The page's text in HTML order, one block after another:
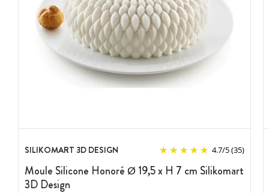
SILIKOMART 3D DESIGN 4.7/5(35)
Moule Silicone Honoré Ø 19,5 x H 7 cm Silikomart
3D Design